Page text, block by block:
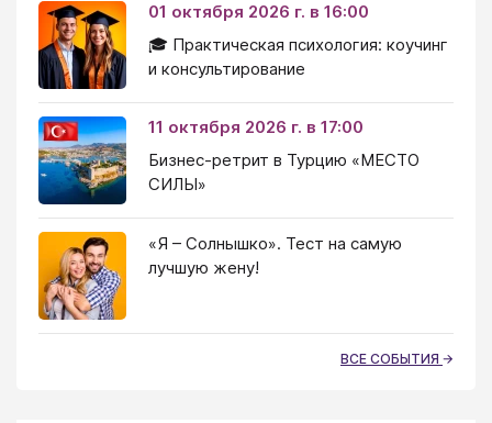
01 октября 2026 г. в 16:00
🎓 Практическая психология: коучинг
и консультирование
11 октября 2026 г. в 17:00
Бизнес-ретрит в Турцию «МЕСТО
СИЛЫ»
«Я – Солнышко». Тест на самую
лучшую жену!
ВСЕ СОБЫТИЯ